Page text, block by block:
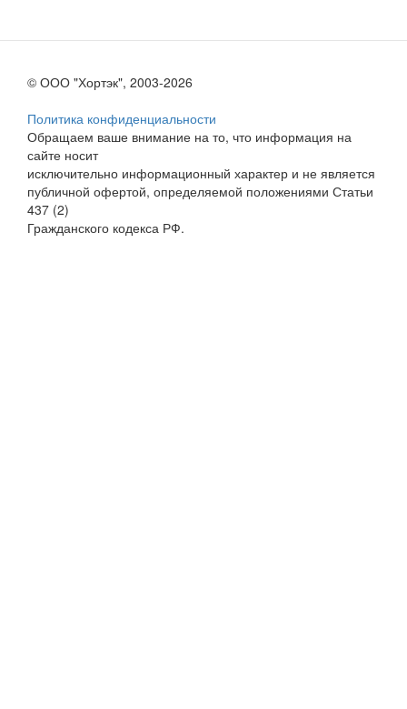
© ООО "Хортэк", 2003-2026
Политика конфиденциальности
Обращаем ваше внимание на то, что информация на
сайте носит
исключительно информационный характер и не является
публичной офертой, определяемой положениями Статьи
437 (2)
Гражданского кодекса РФ.